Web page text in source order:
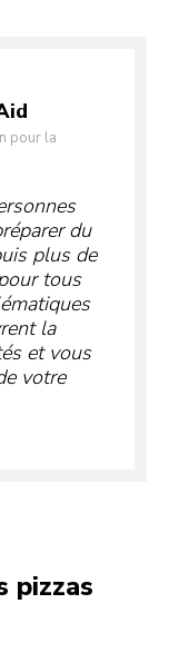
pour la
du
plus de
tous
la
et vous
votre
pizzas